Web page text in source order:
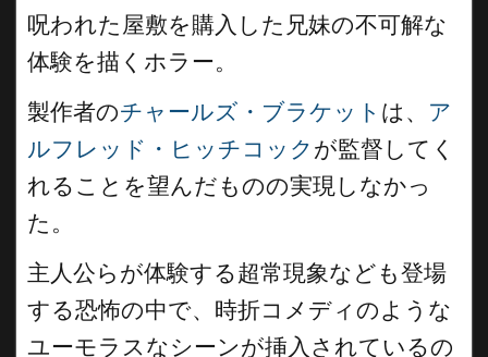
呪われた屋敷を購入した兄妹の不可解な
体験を描くホラー。
製作者のチャールズ・ブラケット は、 ア
ルフレッド・ヒッチコック が監督してく
れることを望んだものの実現しなかっ
た。
主人公らが体験する超常現象なども登場
する恐怖の中で、時折コメディのような
ユーモラスなシーンが挿入されているの